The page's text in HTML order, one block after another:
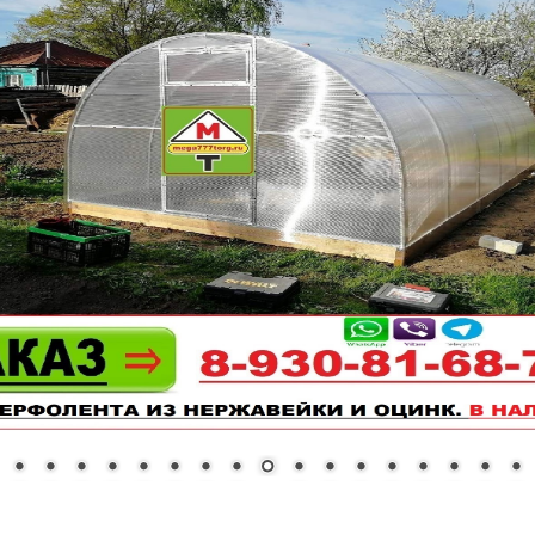
ЗЕРНОДРОБИЛКИ
АВТОМОЙКИ
МОТОБЛОКИ
РАСПРОДАЖА !!!
ТЕПЛОТЕХНИКА
ЛЕСТНИЦЫ
СЕКЦИОННЫЕ
РАЗНОЕ
ФОТО РЕТРО ПАВЛОВО
НА ОКЕ